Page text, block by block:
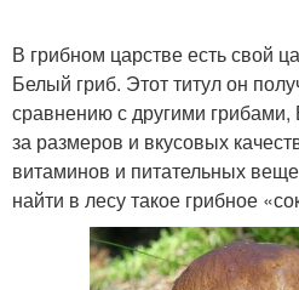
В грибном царстве есть свой
Белый гриб. Этот титул он
сравнению с другими грибами,
за размеров и вкусовых
витаминов и питательных
найти в лесу такое грибное